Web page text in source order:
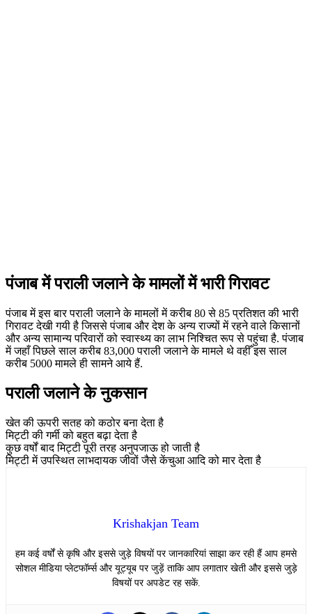
पंजाब में पराली जलाने के मामलों में भारी गिरावट
पंजाब में इस बार पराली जलाने के मामलों में करीब 80 से 85 प्रतिशत की भारी
गिरावट देखी गयी है जिससे पंजाब और देश के अन्य राज्यों में रहने वाले किसानों
और अन्य सामान्य परिवारों को स्वास्थ्य का लाभ निश्चित रूप से पहुंचा है. पंजाब
में जहाँ पिछले साल करीब 83,000 पराली जलाने के मामले थे वहीँ इस साल
करीब 5000 मामले ही सामने आये हैं.
पराली जलाने के नुकसान
खेत की ऊपरी सतह को कठोर बना देता है
मिट्टी की गर्मी को बहुत बढ़ा देता है
कुछ वर्षों बाद मिट्टी पूरी तरह अनुपजाऊ हो जाती है
मिट्टी में उपस्थित लाभदायक जीवों जैसे केंचुआ आदि को मार देता है
Krishakjan Team
हम कई वर्षों से कृषि और इससे जुड़े विषयों पर जानकारियां साझा कर रही हैं आप हमसे
सोशल मीडिया प्लेटफॉर्म्स और यूट्यूब पर जुड़ें ताकि आप लगातार खेती और इससे जुड़े
विषयों पर अपडेट रह सकें.